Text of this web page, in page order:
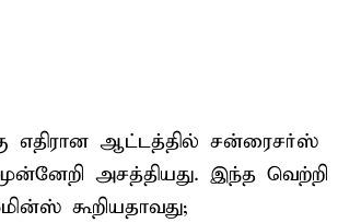
எதிரான ஆட்டத்தில் சன்ரைசர்ஸ்
அசத்தியது. இந்த வெற்றி
கூறியதாவது;